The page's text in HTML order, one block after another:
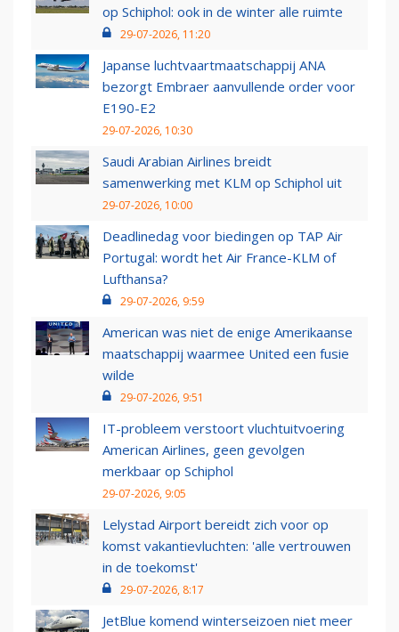
op Schiphol: ook in de winter alle ruimte
29-07-2026, 11:20
Japanse luchtvaartmaatschappij ANA
bezorgt Embraer aanvullende order voor
E190-E2
29-07-2026, 10:30
Saudi Arabian Airlines breidt
samenwerking met KLM op Schiphol uit
29-07-2026, 10:00
Deadlinedag voor biedingen op TAP Air
Portugal: wordt het Air France-KLM of
Lufthansa?
29-07-2026, 9:59
American was niet de enige Amerikaanse
maatschappij waarmee United een fusie
wilde
29-07-2026, 9:51
IT-probleem verstoort vluchtuitvoering
American Airlines, geen gevolgen
merkbaar op Schiphol
29-07-2026, 9:05
Lelystad Airport bereidt zich voor op
komst vakantievluchten: 'alle vertrouwen
in de toekomst'
29-07-2026, 8:17
JetBlue komend winterseizoen niet meer